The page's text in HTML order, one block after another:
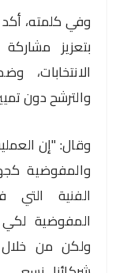
وفي كلمته، أكد
بتعزيز
والترشح دون
وقال: "إن
والمفوضية
الفنية التي
المفوضية لكي
ولكن من